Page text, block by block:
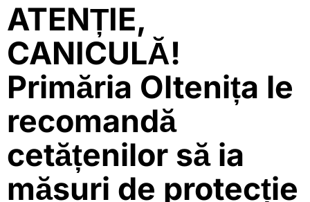
ATENȚIE,
CANICULĂ!
Primăria Oltenița le
recomandă
cetățenilor să ia
măsuri de protecție